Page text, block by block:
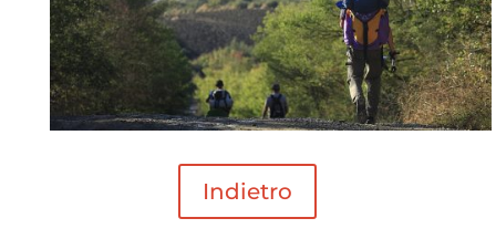
Indietro